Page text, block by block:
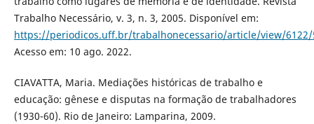
Trabalho Necessário, v. 3, n. 3, 2005. Disponível em:
https://periodicos.uff.br/trabalhonecessario/article/view/6122/
Acesso em: 10 ago. 2022.
CIAVATTA, Maria. Mediações históricas de trabalho e
educação: gênese e disputas na formação de trabalhadores
(1930-60). Rio de Janeiro: Lamparina, 2009.